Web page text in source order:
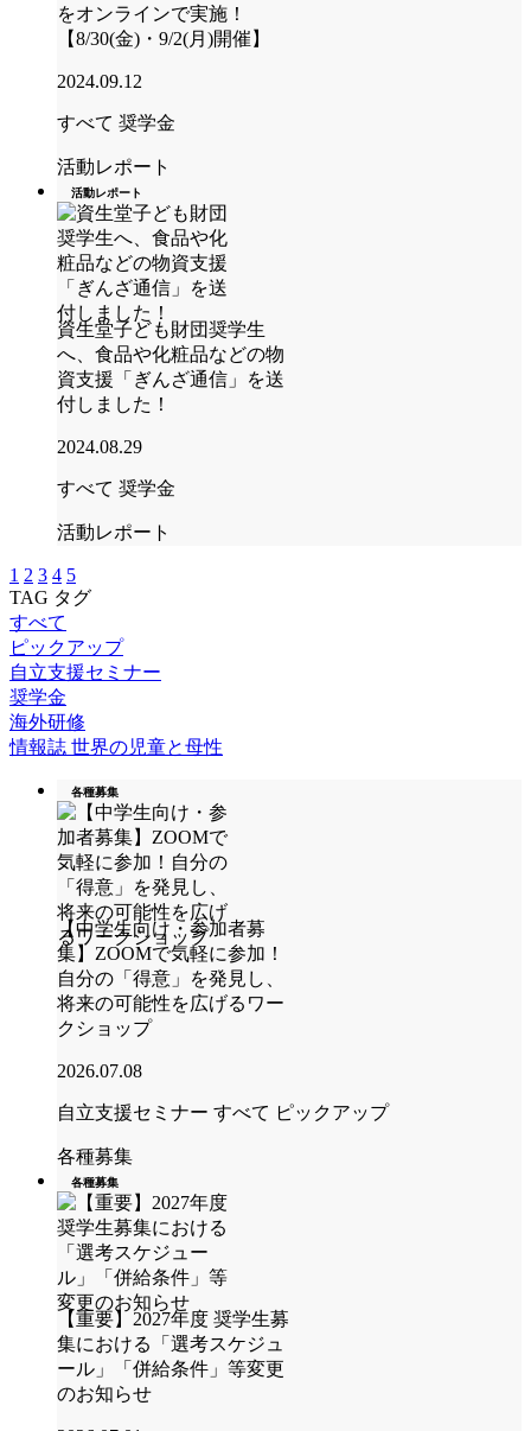
をオンラインで実施！
【8/30(金)・9/2(月)開催】
2024.09.12
すべて 奨学金
活動レポート
活動レポート
資生堂子ども財団奨学生
へ、食品や化粧品などの物
資支援「ぎんざ通信」を送
付しました！
2024.08.29
すべて 奨学金
活動レポート
1 2 3 4 5
TAG タグ
すべて
ピックアップ
自立支援セミナー
奨学金
海外研修
情報誌 世界の児童と母性
各種募集
【中学生向け・参加者募
集】ZOOMで気軽に参加！
自分の「得意」を発見し、
将来の可能性を広げるワー
クショップ
2026.07.08
自立支援セミナー すべて ピックアップ
各種募集
各種募集
【重要】2027年度 奨学生募
集における「選考スケジュ
ール」「併給条件」等変更
のお知らせ